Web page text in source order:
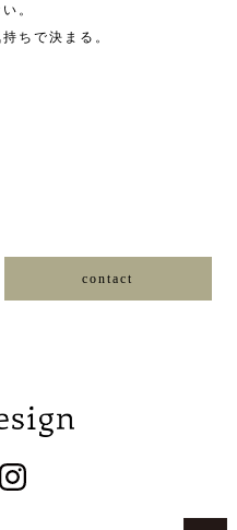
。
ちで決まる。
contact